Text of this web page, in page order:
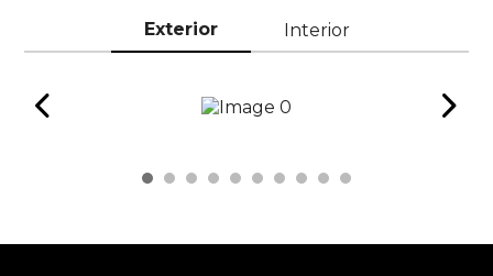
Exterior Interior
chevron_left chevron_right